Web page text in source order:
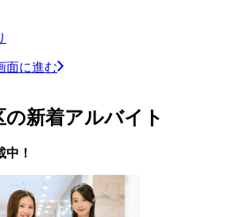
面に進む
の新着アルバイト
中！